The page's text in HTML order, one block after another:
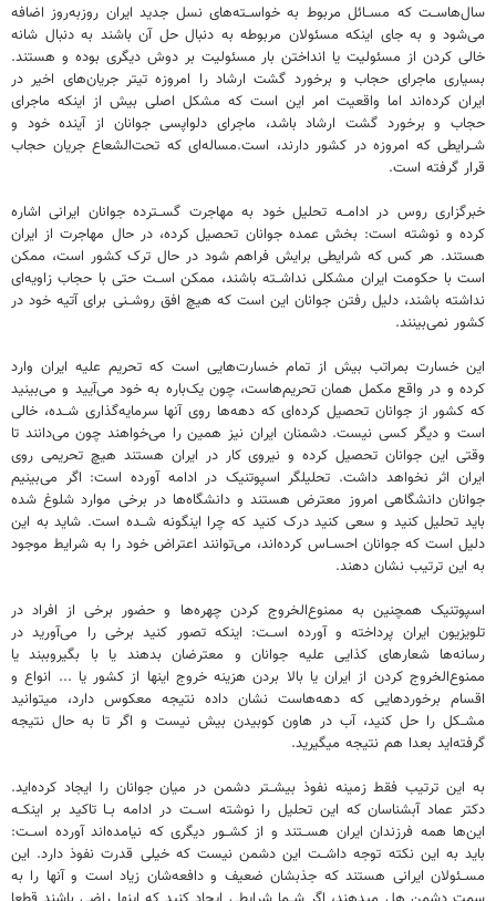
سال‌هاســت که مســائل مربوط به خواســته‌های نسل جدید ایران روزبه‌روز اضافه
می‌شود و به جای اینکه مسئولان مربوطه به دنبال حل آن باشند به دنبال شانه
خالی کردن از مسئولیت یا انداختن بار مسئولیت بر دوش دیگری بوده و هستند.
بسیاری ماجرای حجاب و برخورد گشت ارشاد را امروزه تیتر جریان‌های اخیر در
ایران کرده‌اند اما واقعیت امر این است که مشکل اصلی بیش از اینکه ماجرای
حجاب و برخورد گشت ارشاد باشد، ماجرای دلواپسی جوانان از آینده خود و
شــرایطی که امروزه در کشور دارند، است.مساله‌ای که تحت‌الشعاع جریان حجاب
قرار گرفته است.
خبرگزاری روس در ادامــه تحلیل خود به مهاجرت گســترده جوانان ایرانی اشاره
کرده و نوشته است: بخش عمده جوانان تحصیل کرده، در حال مهاجرت از ایران
هستند. هر کس که شرایطی برایش فراهم شود در حال ترک کشور است، ممکن
است با حکومت ایران مشکلی نداشــته باشند، ممکن اســت حتی با حجاب زاویه‌ای
نداشته باشند، دلیل رفتن جوانان این است که هیچ افق روشــنی برای آتیه خود در
کشور نمی‌بینند.
این خسارت بمراتب بیش از تمام خسارت‌هایی است که تحریم علیه ایران وارد
کرده و در واقع مکمل همان تحریم‌هاست، چون یک‌باره به خود می‌آیید و می‌بینید
که کشور از جوانان تحصیل کرده‌ای که دهه‌ها روی آنها سرمایه‌گذاری شــده، خالی
است و دیگر کسی نیست. دشمنان ایران نیز همین را می‌خواهند چون می‌دانند تا
وقتی این جوانان تحصیل کرده و نیروی کار در ایران هستند هیچ تحریمی روی
ایران اثر نخواهد داشت. تحلیلگر اسپوتنیک در ادامه آورده است: اگر می‌بینیم
جوانان دانشگاهی امروز معترض هستند و دانشگاه‌ها در برخی موارد شلوغ شده
باید تحلیل کنید و سعی کنید درک کنید که چرا اینگونه شــده است. شاید به این
دلیل است که جوانان احســاس کرده‌اند، می‌توانند اعتراض خود را به شرایط موجود
به این ترتیب نشان دهند.
اسپوتنیک همچنین به ممنوع‌الخروج کردن چهره‌ها و حضور برخی از افراد در
تلویزیون ایران پرداخته و آورده اســت: اینکه تصور کنید برخی را می‌آورید در
رسانه‌ها شعارهای کذایی علیه جوانان و معترضان بدهند یا با بگیروببند یا
ممنوع‌الخروج کردن از ایران یا بالا بردن هزینه خروج اینها از کشور یا ... انواع و
اقسام برخوردهایی که دهه‌هاست نشان داده نتیجه معکوس دارد، میتوانید
مشــکل را حل کنید، آب در هاون کوبیدن بیش نیست و اگر تا به حال نتیجه
گرفته‌اید بعدا هم نتیجه میگیرید.
به این ترتیب فقط زمینه نفوذ بیشــتر دشمن در میان جوانان را ایجاد کرده‌اید.
دکتر عماد آبشناسان که این تحلیل را نوشته اســت در ادامه بــا تاکید بر اینکــه
این‌ها همه فرزندان ایران هســتند و از کشــور دیگری که نیامده‌اند آورده اســت:
باید به این نکته توجه داشــت این دشمن نیست که خیلی قدرت نفوذ دارد. این
مســئولان ایرانی هستند که جذبشان ضعیف و دافعه‌شان زیاد است و آنها را به